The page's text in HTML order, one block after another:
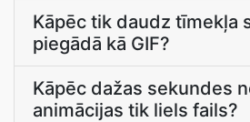
Kāpēc tik daudz tīmekļa
piegādā kā GIF?
Kāpēc dažas sekundes
animācijas tik liels fails?